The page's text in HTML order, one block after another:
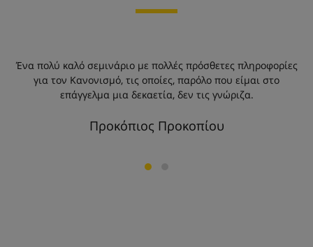
Ένα πολύ καλό σεμινάριο με πολλές πρόσθετες πληροφορίες
για τον Κανονισμό, τις οποίες, παρόλο που είμαι στο
επάγγελμα μια δεκαετία, δεν τις γνώριζα.
Προκόπιος Προκοπίου